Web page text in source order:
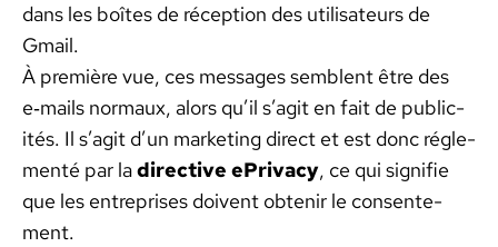
dans les boîtes de récep­tion des util­isa­teurs de
Gmail.
À pre­mière vue, ces mes­sages sem­blent être des
e‑mails nor­maux, alors qu’il s’ag­it en fait de pub­lic­
ités. Il s’ag­it d’un mar­ket­ing direct et est donc régle­
men­té par ladirec­tive ePri­va­cy, ce qui sig­ni­fie
que les entre­pris­es doivent obtenir le con­sen­te­
ment.